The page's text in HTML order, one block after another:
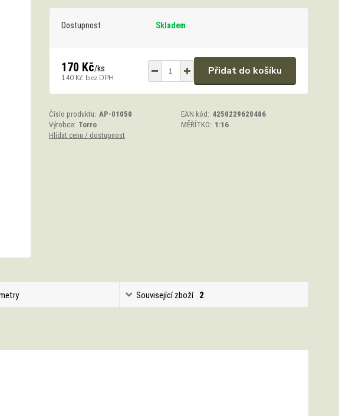
Dostupnost Skladem
170 Kč/ks
140 Kč bez DPH
Přidat do košíku
Číslo produktu: AP-01050 EAN kód: 4250229628486
Výrobce: Torro MĚŘÍTKO: 1:16
Hlídat cenu / dostupnost
Související zboží 2